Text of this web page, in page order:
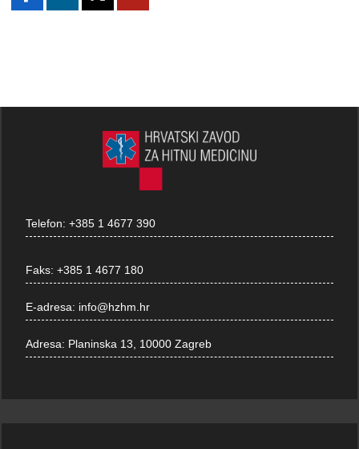
Telefon:+385 1 4677 390
Faks:+385 1 4677 180
E-adresa: info@hzhm.hr
Adresa: Planinska 13, 10000 Zagreb